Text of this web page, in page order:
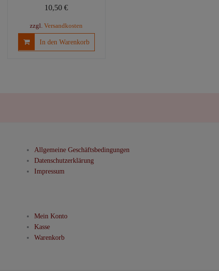
10,50€
zzgl.Versandkosten
In den Warenkorb
Allgemeine Geschäftsbedingungen
Datenschutzerklärung
Impressum
Mein Konto
Kasse
Warenkorb